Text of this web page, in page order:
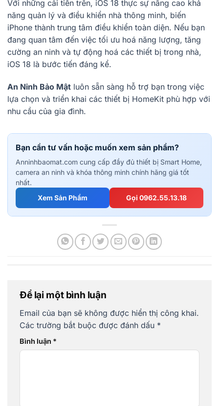
Với những cải tiến trên, iOS 18 thực sự nâng cao khả
năng quản lý và điều khiển nhà thông minh, biến
iPhone thành trung tâm điều khiển toàn diện. Nếu bạn
đang quan tâm đến việc tối ưu hoá năng lượng, tăng
cường an ninh và tự động hoá các thiết bị trong nhà,
iOS 18 là bước tiến đáng kể.
An Ninh Bảo Mật luôn sẵn sàng hỗ trợ bạn trong việc
lựa chọn và triển khai các thiết bị HomeKit phù hợp với
nhu cầu của gia đình.
Bạn cần tư vấn hoặc muốn xem sản phẩm?
Anninhbaomat.com cung cấp đầy đủ thiết bị Smart Home,
camera an ninh và khóa thông minh chính hãng giá tốt
nhất.
Xem Sản Phẩm
Gọi 0962.55.13.18
Để lại một bình luận
Email của bạn sẽ không được hiển thị công khai.
Các trường bắt buộc được đánh dấu *
Bình luận *